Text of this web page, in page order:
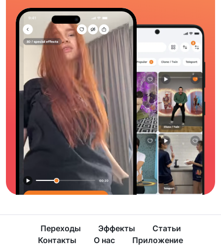
Переходы Эффекты
Статьи
Контакты
О нас
Приложение